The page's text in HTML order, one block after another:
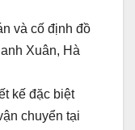
và cố định đồ
Xuân, Hà
kế đặc biệt
chuyển tại